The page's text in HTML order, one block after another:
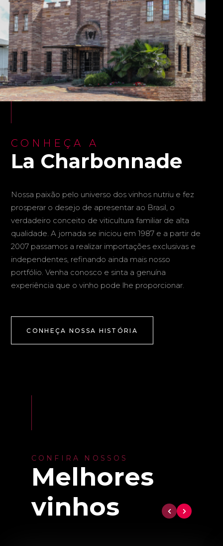
CONHEÇA A
La Charbonnade
Nossa paixão pelo universo dos vinhos nutriu e fez
prosperar o desejo de apresentar ao Brasil, o
verdadeiro conceito de viticultura familiar de alta
qualidade. A jornada se iniciou em 1987 e a partir de
2007 passamos a realizar importações exclusivas e
independentes, refinando ainda mais nosso
portfólio. Venha conosco e sinta a genuína
experiência que o vinho pode lhe proporcionar.
CONHEÇA NOSSA HISTÓRIA
CONFIRA NOSSOS
Melhores
vinhos